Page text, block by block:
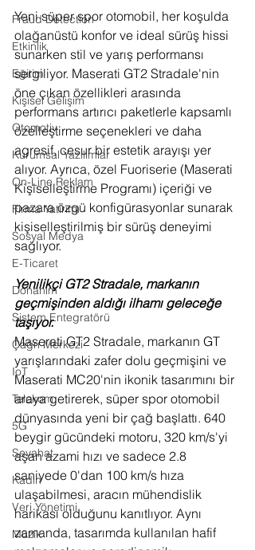
Fraud Detection
Etkinlik
Eğitim
Kişisel Gelişim
Otomotiv
Kurumsal Yazılımlar
On-Line Reklam
Firma Yatırımı
Sosyal Medya
E-Ticaret
Donanım
Sistem Entegratörü
Çağrı Merkezi
IoT
Telekom
5G
Seyahat
Kadın
Veri Yönetimi
Müzik
Yeni süper spor otomobil, her koşulda
olağanüstü konfor ve ideal sürüş hissi
sunarken stil ve yarış performansı
sergiliyor. Maserati GT2 Stradale'nin
öne çıkan özellikleri arasında
performans artırıcı paketlerle kapsamlı
özelleştirme seçenekleri ve daha
agresif, cesur bir estetik arayışı yer
alıyor. Ayrıca, özel Fuoriserie (Maserati
Kişiselleştirme Programı) içeriği ve
pazara özgü konfigürasyonlar sunarak
kişiselleştirilmiş bir sürüş deneyimi
sağlıyor.
Yenilikçi GT2 Stradale, markanın
geçmişinden aldığı ilhamı geleceğe
taşıyor.
Maserati GT2 Stradale, markanın GT
yarışlarındaki zafer dolu geçmişini ve
Maserati MC20'nin ikonik tasarımını bir
araya getirerek, süper spor otomobil
dünyasında yeni bir çağ başlattı. 640
beygir gücündeki motoru, 320 km/s'yi
aşan azami hızı ve sadece 2.8
saniyede 0'dan 100 km/s hıza
ulaşabilmesi, aracın mühendislik
harikası olduğunu kanıtlıyor. Aynı
zamanda, tasarımda kullanılan hafif